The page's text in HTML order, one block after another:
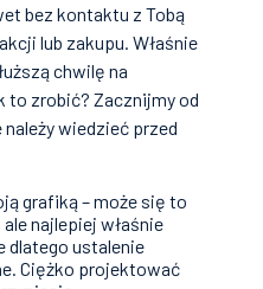
bez kontaktu z Tobą
lub zakupu. Właśnie
chwilę na
to zrobić? Zacznijmy od
wiedzieć przed
grafiką – może się to
najlepiej właśnie
dlatego ustalenie
Ciężko projektować